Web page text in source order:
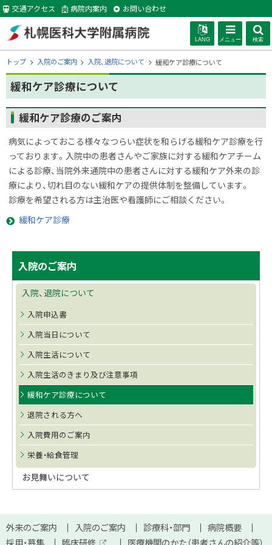
本
へ
交通アクセス 病院内案内 お問い合わせ
札幌医科大学附
属病院
LANG メニュー 検索
現
在
位
置
の
階
層
トップ 入院のご案内 入院、退院について 緩和ケア診療について
緩和ケア診療について
ページ内目次
緩和ケア診療のご案内
緩和ケア診療のご案内
病気によっておこる様々なつらい症状を和らげる緩和ケア診療を行
っております。入院中の患者さんやご家族に対する緩和ケアチーム
による診療、当院外来通院中の患者さんに対する緩和ケア外来の診
療により、切れ目のない緩和ケアの提供体制を整備しています。
診療を希望される方は主治医や看護師にご相談ください。
緩和ケア診療
プ
サ
イ
メ
ニ
ュ
ー
入院のご案内
入院、退院について
入院申込書
入院当日について
入院生活について
入院生活のきまり及び注意事項
緩和ケア診療について
退院される方へ
入院費用のご案内
栄養・給食管理
お見舞いについて
本
文サ
外来のご案内 入院のご案内 診療科・部門
病院概要